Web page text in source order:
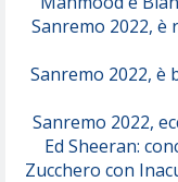
Sanremo 2022, è
Sanremo 2022, è
Sanremo 2022,
Ed Sheeran:
Zucchero con